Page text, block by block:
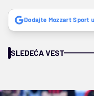
Dodajte Mozzart Sport
SLEDEĆA VEST